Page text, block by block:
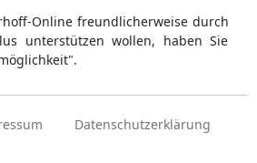
Online freundlicherweise durch
unterstützen wollen, haben Sie
Datenschutzerklärung